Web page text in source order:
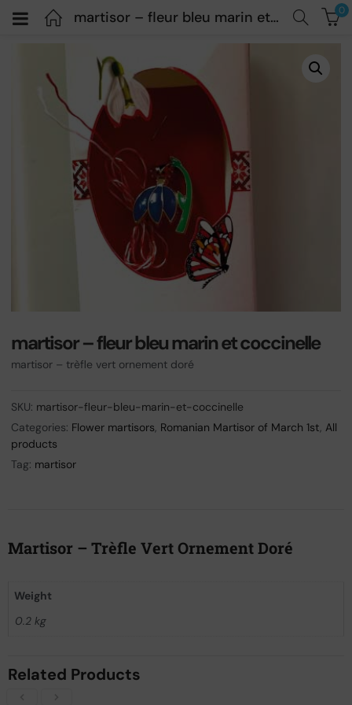
martisor – fleur bleu marin et coccinelle 0
martisor – fleur bleu marin et coccinelle
martisor – trèfle vert ornement doré
SKU: martisor-fleur-bleu-marin-et-coccinelle
Categories: Flower martisors, Romanian Martisor of March 1st,All
products
Tag: martisor
Martisor – Trèfle Vert Ornement Doré
Weight
0.2 kg
Related Products